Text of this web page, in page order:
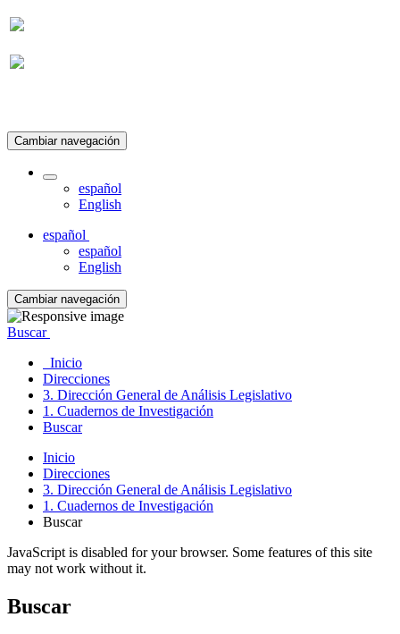
Cambiar navegación
español
English
español
español
English
Cambiar navegación
Buscar
Inicio
Direcciones
3. Dirección General de Análisis Legislativo
1. Cuadernos de Investigación
Buscar
Inicio
Direcciones
3. Dirección General de Análisis Legislativo
1. Cuadernos de Investigación
Buscar
JavaScript is disabled for your browser. Some features of this site
may not work without it.
Buscar